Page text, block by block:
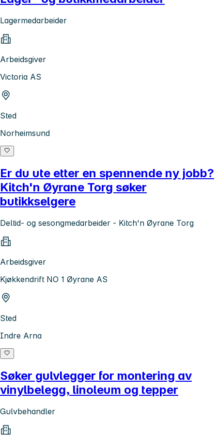
Lagermedarbeider
Arbeidsgiver
Victoria AS
Sted
Norheimsund
Er du ute etter en spennende ny jobb?
Kitch'n Øyrane Torg søker
butikkselgere
Deltid- og sesongmedarbeider - Kitch'n Øyrane Torg
Arbeidsgiver
Kjøkkendrift NO 1 Øyrane AS
Sted
Indre Arna
Søker gulvlegger for montering av
vinylbelegg, linoleum og tepper
Gulvbehandler